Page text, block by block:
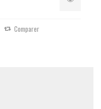
Comparer